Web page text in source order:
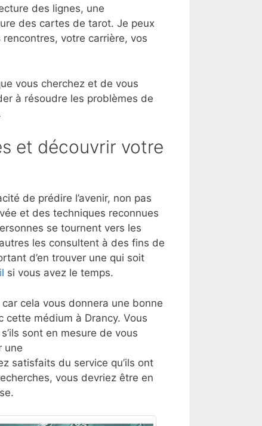
des lignes, une
des cartes de tarot. Je peux
rencontres, votre carrière, vos
vous cherchez et de vous
à résoudre les problèmes de
et découvrir votre
de prédire l’avenir, non pas
et des techniques reconnues
se tournent vers les
les consultent à des fins de
d’en trouver une qui soit
si vous avez le temps.
cela vous donnera une bonne
cette médium à Drancy. Vous
sont en mesure de vous
une
satisfaits du service qu’ils ont
vous devriez être en